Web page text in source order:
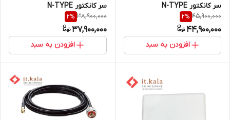
سر کانکتور N-TYPE
45,900,000
2%
44,900,000
افزودن به سبد
سر کانکتور N-TYPE
38,900,000
2%
37,900,000
افزودن به سبد